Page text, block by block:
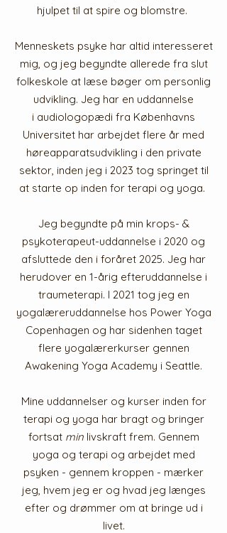
hjulpet til at spire og blomstre.
Menneskets psyke har altid interesseret
mig, og jeg begyndte allerede fra slut
folkeskole at læse bøger om personlig
udvikling. Jeg har en uddannelse
i audiologopædi fra Københavns
Universitet har arbejdet flere år med
høreapparatsudvikling i den private
sektor, inden jeg i 2023 tog springet til
at starte op inden for terapi og yoga.
Jeg begyndte på min krops- &
psykoterapeut-uddannelse i 2020 og
afsluttede den i foråret 2025. Jeg har
herudover en 1-årig efteruddannelse i
traumeterapi. I 2021 tog jeg en
yogalæreruddannelse hos Power Yoga
Copenhagen og har sidenhen taget
flere yogalærerkurser gennen
Awakening Yoga Academy i Seattle.
Mine uddannelser og kurser inden for
terapi og yoga har bragt og bringer
fortsat minlivskraft frem. Gennem
yoga og terapi og arbejdet med
psyken - gennem kroppen - mærker
jeg, hvem jeg er og hvad jeg længes
efter og drømmer om at bringe ud i
livet.